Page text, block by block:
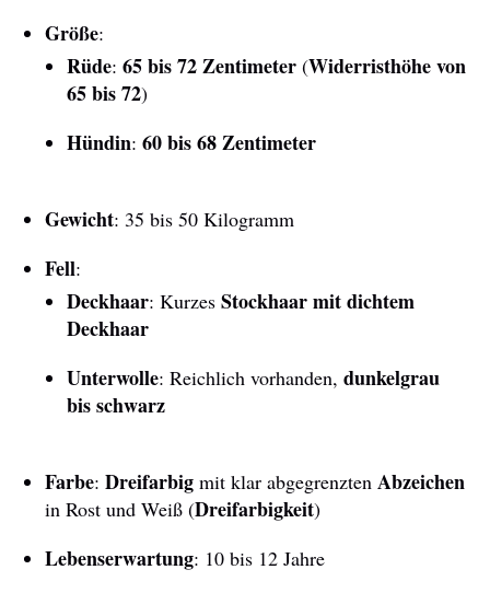
Größe:
Rüde: 65 bis 72 Zentimeter (Widerristhöhe von
65 bis 72)
Hündin: 60 bis 68 Zentimeter
Gewicht: 35 bis 50 Kilogramm
Fell:
Deckhaar: Kurzes Stockhaar mit dichtem
Deckhaar
Unterwolle: Reichlich vorhanden, dunkelgrau
bis schwarz
Farbe: Dreifarbig mit klar abgegrenzten Abzeichen
in Rost und Weiß (Dreifarbigkeit)
Lebenserwartung: 10 bis 12 Jahre